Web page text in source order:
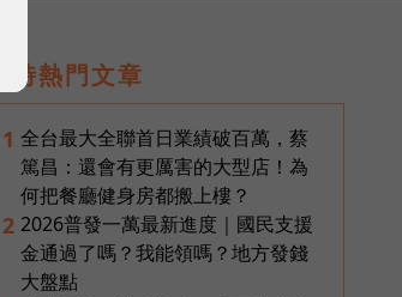
即時熱門文章
1 全台最大全聯首日業績破百萬，蔡
篤昌：還會有更厲害的大型店！為
何把餐廳健身房都搬上樓？
2 2026普發一萬最新進度｜國民支援
金通過了嗎？我能領嗎？地方發錢
大盤點